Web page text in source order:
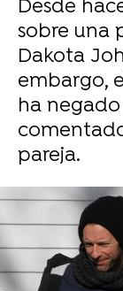
Desde
sobre una
Dakota
embargo,
ha
pareja.
Antonio
con tener
Melanie